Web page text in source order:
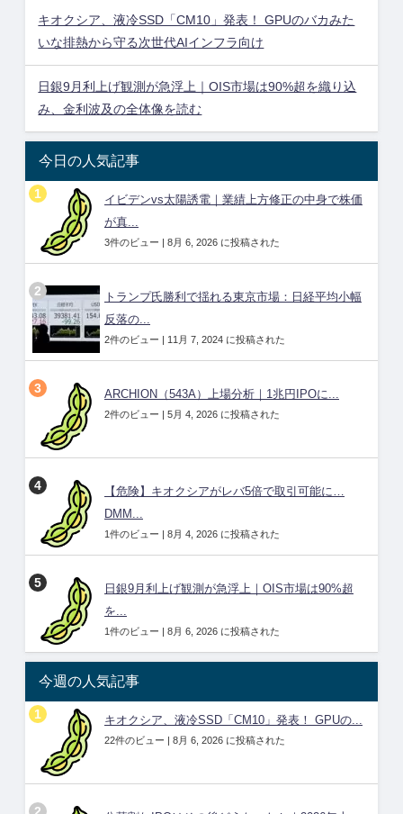
キオクシア、液冷SSD「CM10」発表！ GPUのバカみた
いな排熱から守る次世代AIインフラ向け
日銀9月利上げ観測が急浮上｜OIS市場は90%超を織り込
み、金利波及の全体像を読む
今日の人気記事
イビデンvs太陽誘電｜業績上方修正の中身で株価
が真...
3件のビュー | 8月 6, 2026 に投稿された
トランプ氏勝利で揺れる東京市場：日経平均小幅
反落の...
2件のビュー | 11月 7, 2024 に投稿された
ARCHION（543A）上場分析｜1兆円IPOに...
2件のビュー | 5月 4, 2026 に投稿された
【危険】キオクシアがレバ5倍で取引可能に…
DMM...
1件のビュー | 8月 4, 2026 に投稿された
日銀9月利上げ観測が急浮上｜OIS市場は90%超
を...
1件のビュー | 8月 6, 2026 に投稿された
今週の人気記事
キオクシア、液冷SSD「CM10」発表！ GPUの...
22件のビュー | 8月 6, 2026 に投稿された